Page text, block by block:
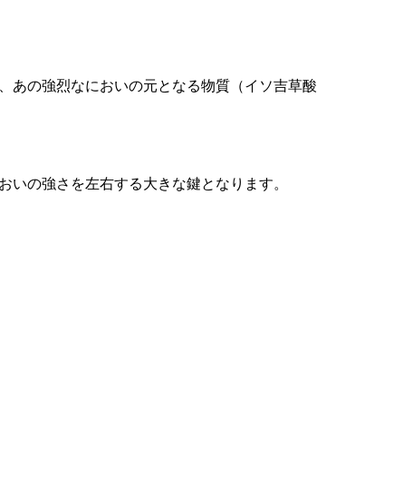
あの強烈なにおいの元となる物質（イソ吉草酸
いの強さを左右する大きな鍵となります。